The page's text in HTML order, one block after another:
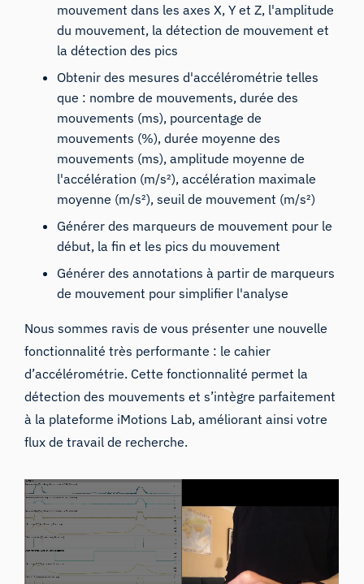
mouvement dans les axes X, Y et Z, l'amplitude
du mouvement, la détection de mouvement et
la détection des pics
Obtenir des mesures d'accélérométrie telles
que : nombre de mouvements, durée des
mouvements (ms), pourcentage de
mouvements (%), durée moyenne des
mouvements (ms), amplitude moyenne de
l'accélération (m/s²), accélération maximale
moyenne (m/s²), seuil de mouvement (m/s²)
Générer des marqueurs de mouvement pour le
début, la fin et les pics du mouvement
Générer des annotations à partir de marqueurs
de mouvement pour simplifier l'analyse
Nous sommes ravis de vous présenter une nouvelle
fonctionnalité très performante : le cahier
d’accélérométrie. Cette fonctionnalité permet la
détection des mouvements et s’intègre parfaitement
à la plateforme iMotions Lab, améliorant ainsi votre
flux de travail de recherche.